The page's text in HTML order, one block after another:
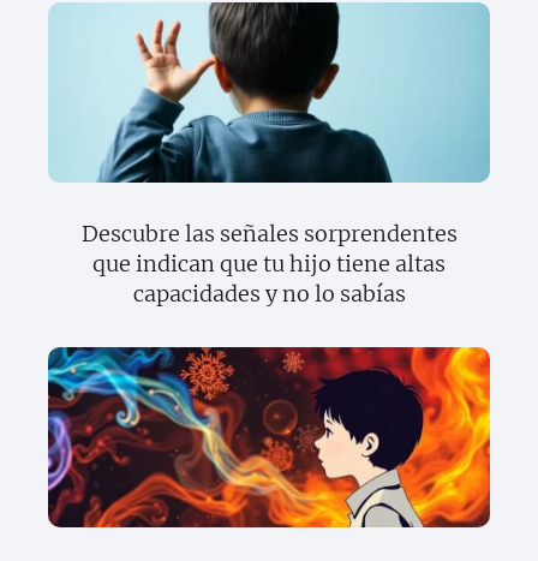
Descubre las señales sorprendentes
que indican que tu hijo tiene altas
capacidades y no lo sabías